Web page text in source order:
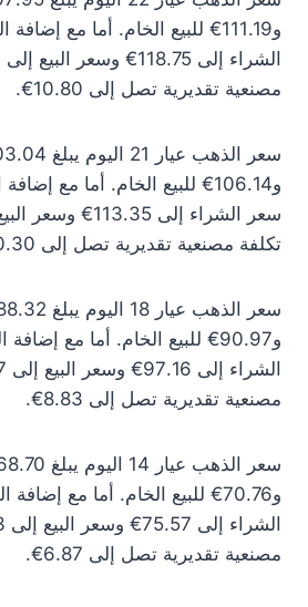
و111.19€ للبيع الخام. أما مع
مصنعية تقديرية تصل إلى 10.80€.
و106.14€ للبيع الخام. أما مع
تكلفة مصنعية تقديرية تصل إلى 10.30€.
و90.97€ للبيع الخام. أما مع
مصنعية تقديرية تصل إلى 8.83€.
و70.76€ للبيع الخام. أما مع
مصنعية تقديرية تصل إلى 6.87€.